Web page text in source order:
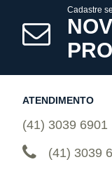
Cadastre
ATENDIMENTO
(41) 3039 6901
(41) 3039